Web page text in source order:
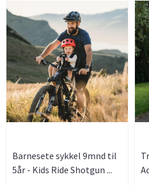
Barnesete sykkel 9mnd til
5år - Kids Ride Shotgun ...